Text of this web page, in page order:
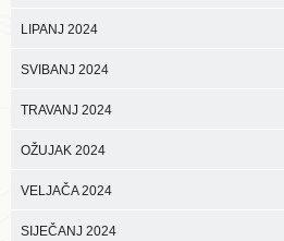
LIPANJ 2024
SVIBANJ 2024
TRAVANJ 2024
OŽUJAK 2024
VELJAČA 2024
SIJEČANJ 2024